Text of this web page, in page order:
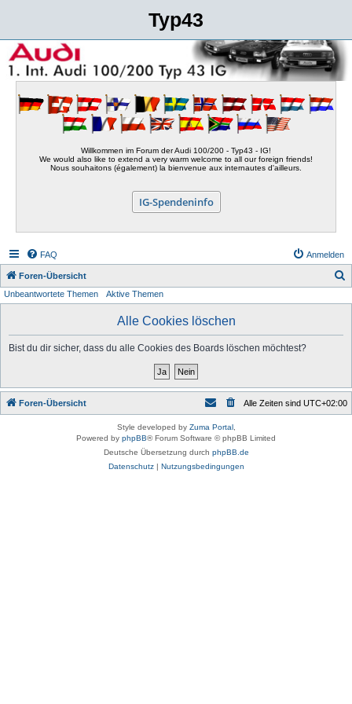
Typ43
Willkommen im Forum der Audi 100/200 - Typ43 - IG!
We would also like to extend a very warm welcome to all our foreign friends!
Nous souhaitons (également) la bienvenue aux internautes d'ailleurs.
IG-Spendeninfo
FAQ Anmelden
Foren-Übersicht
Unbeantwortete Themen Aktive Themen
Alle Cookies löschen
Bist du dir sicher, dass du alle Cookies des Boards löschen möchtest?
Foren-Übersicht Alle Zeiten sind UTC+02:00
Style developed by Zuma Portal,
Powered by phpBB® Forum Software © phpBB Limited
Deutsche Übersetzung durch phpBB.de
Datenschutz| Nutzungsbedingungen